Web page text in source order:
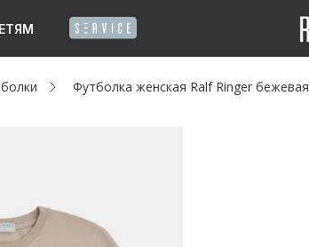
Футболка женская Ralf Ringer бежевая